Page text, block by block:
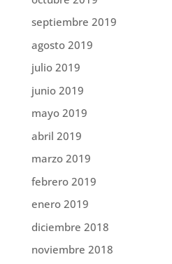
septiembre 2019
agosto 2019
julio 2019
junio 2019
mayo 2019
abril 2019
marzo 2019
febrero 2019
enero 2019
diciembre 2018
noviembre 2018